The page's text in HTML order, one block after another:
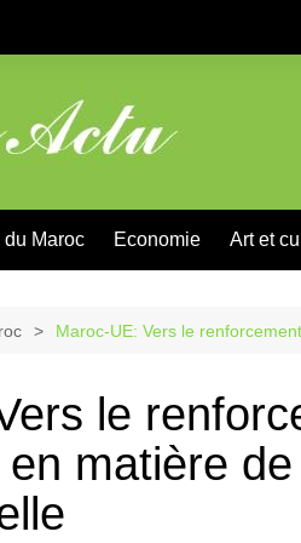
Maroc Economie Art et
Maroc-UE: Vers le
le
matière